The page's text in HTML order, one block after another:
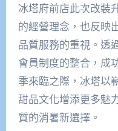
冰塔府前店此次改裝
的經營理念，也反映
品質服務的重視。透
會員制度的整合，成
季來臨之際，冰塔以
甜品文化增添更多魅
質的消暑新選擇。